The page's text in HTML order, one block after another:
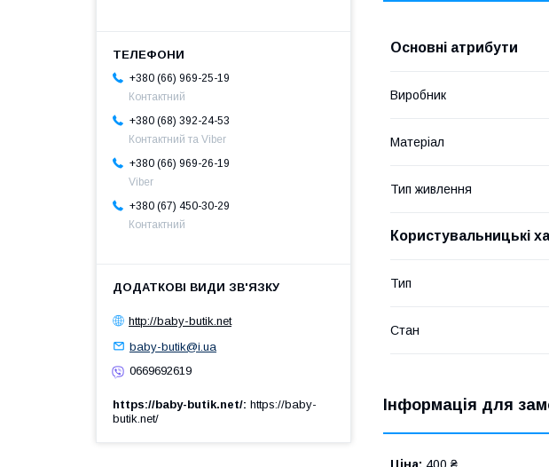
Основні атрибути
Виробник
Матеріал
Тип живлення
Користувальницькі
Тип
Стан
Інформація для
+380 (66) 969-25-19
Контактний
+380 (68) 392-24-53
Контактний та Viber
+380 (66) 969-26-19
Viber
+380 (67) 450-30-29
Контактний
http://baby-butik.net
baby-butik@i.ua
0669692619
https://baby-butik.net/ https://baby-
butik.net/